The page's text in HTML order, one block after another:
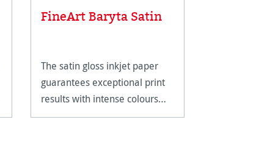
FineArt Baryta Satin
The satin gloss inkjet paper
guarantees exceptional print
results with intense colours
and deep blacks.